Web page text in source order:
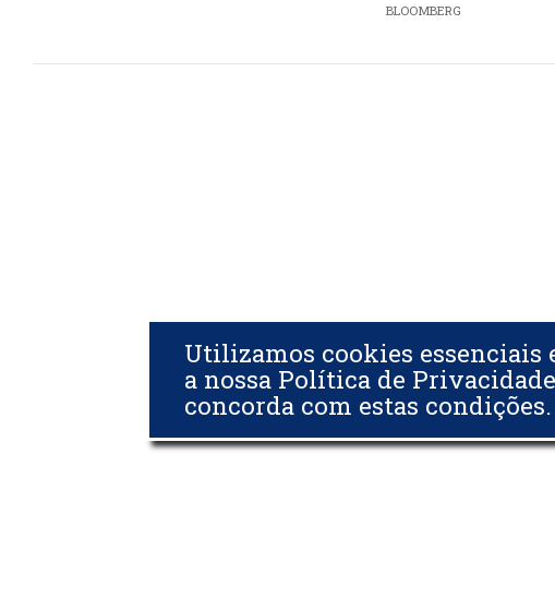
BLOOMBERG
Utilizamos cookies essenciais
a nossa Política de
concorda com estas condições.